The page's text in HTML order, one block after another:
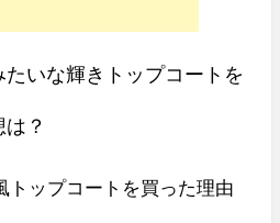
いな輝きトップコートを
？
トップコートを買った理由